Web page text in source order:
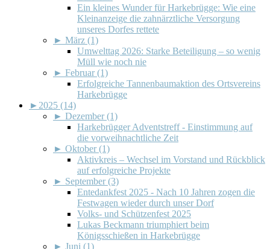
Ein kleines Wunder für Harkebrügge: Wie eine
Kleinanzeige die zahnärztliche Versorgung
unseres Dorfes rettete
► März (1)
Umwelttag 2026: Starke Beteiligung – so wenig
Müll wie noch nie
► Februar (1)
Erfolgreiche Tannenbaumaktion des Ortsvereins
Harkebrügge
► 2025 (14)
► Dezember (1)
Harkebrügger Adventstreff - Einstimmung auf
die vorweihnachtliche Zeit
► Oktober (1)
Aktivkreis – Wechsel im Vorstand und Rückblick
auf erfolgreiche Projekte
► September (3)
Entedankfest 2025 - Nach 10 Jahren zogen die
Festwagen wieder durch unser Dorf
Volks- und Schützenfest 2025
Lukas Beckmann triumphiert beim
Königsschießen in Harkebrügge
► Juni (1)